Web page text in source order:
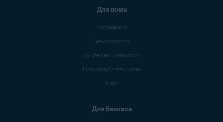
Для дома
Поддержка
Безопасность
Конфиденциальность
Производительность
Блог
Для бизнеса